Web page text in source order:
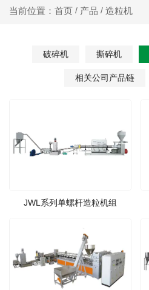
当前位置：首页 / 产品 / 造粒机
破碎机 撕碎机
相关公司产品链
JWL系列单螺杆造粒机组